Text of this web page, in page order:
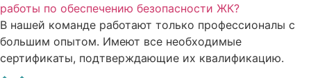
работы по обеспечению безопасности ЖК?
В нашей команде работают только профессионалы с
большим опытом. Имеют все необходимые
сертификаты, подтверждающие их квалификацию.